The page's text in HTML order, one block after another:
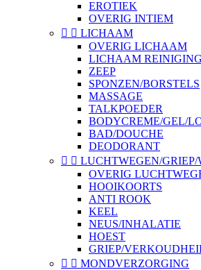
EROTIEK
OVERIG INTIEM
  LICHAAM
OVERIG LICHAAM
LICHAAM REINIGING
ZEEP
SPONZEN/BORSTELS
MASSAGE
TALKPOEDER
BODYCREME/GEL/
BAD/DOUCHE
DEODORANT
  LUCHTWEGEN/GRIEP/
OVERIG
HOOIKOORTS
ANTI ROOK
KEEL
NEUS/INHALATIE
HOEST
GRIEP/
  MONDVERZORGING